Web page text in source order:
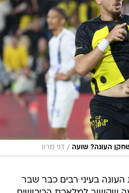
העונה? שועה / דני מרון
בעיני רבים כבר שבר